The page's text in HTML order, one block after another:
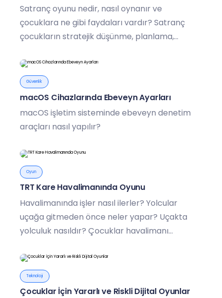
Satranç oyunu nedir, nasıl oynanır ve
çocuklara ne gibi faydaları vardır? Satranç
çocukların stratejik düşünme, planlama,
öngörü ve kuramsal düşünme gibi becerilerinin
gelişmesine yardımcı olur.
Güvenlik
macOS Cihazlarında Ebeveyn Ayarları
macOS işletim sisteminde ebeveyn denetim
araçları nasıl yapılır?
Oyun
TRT Kare Havalimanında Oyunu
Havalimanında işler nasıl ilerler? Yolcular
uçağa gitmeden önce neler yapar? Uçakta
yolculuk nasıldır? Çocuklar havalimanı
Teknoloji
Çocuklar İçin Yararlı ve Riskli Dijital Oyunlar